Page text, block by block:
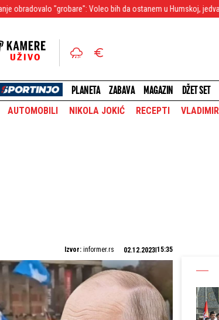
"grobare": Voleo bih da ostanem u Humskoj, jedva čekam derbi!
PLANETA ZABAVA MAGAZIN DŽET SET
AUTOMOBILI NIKOLA JOKIĆ RECEPTI
Izvor: informer.rs 02.12.2023 15:35